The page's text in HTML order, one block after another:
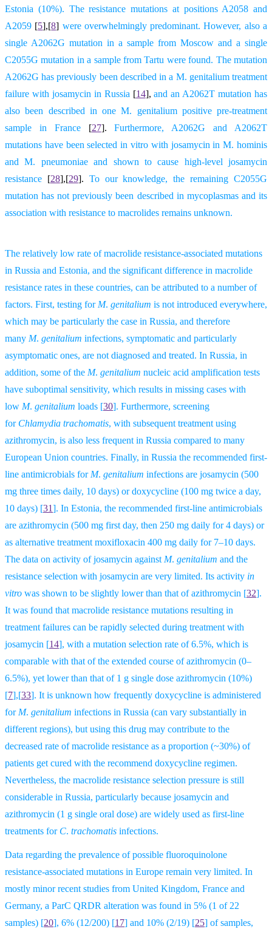
Estonia (10%). The resistance mutations at positions A2058 and
A2059 [5],[8] were overwhelmingly predominant. However, also a
single A2062G mutation in a sample from Moscow and a single
C2055G mutation in a sample from Tartu were found. The mutation
A2062G has previously been described in a M. genitalium treatment
failure with josamycin in Russia [14],and an A2062T mutation has
also been described in one M. genitaliumpositive pre-treatment
sample in France[27].Furthermore, A2062G and A2062T
mutations have been selected in vitro with josamycin in M. hominis
and M. pneumoniae and shown to cause high-level josamycin
resistance [28],[29]. To our knowledge, the remaining C2055G
mutation has not previously been described in mycoplasmas and its
association with resistance to macrolides remains unknown.
The relatively low rate of macrolide resistance-associated mutations
in Russia and Estonia, and the significant difference in macrolide
resistance rates in these countries, can be attributed to a number of
factors. First, testing for M. genitalium is not introduced everywhere,
which may be particularly the case in Russia, and therefore
many M. genitalium infections, symptomatic and particularly
asymptomatic ones, are not diagnosed and treated. In Russia, in
addition, some of the M. genitalium nucleic acid amplification tests
have suboptimal sensitivity, which results in missing cases with
low M. genitalium loads [30]. Furthermore, screening
for Chlamydia trachomatis, with subsequent treatment using
azithromycin, is also less frequent in Russia compared to many
European Union countries. Finally, in Russia the recommended first-
line antimicrobials for M. genitalium infections are josamycin (500
mg three times daily, 10 days) or doxycycline (100 mg twice a day,
10 days) [31]. In Estonia, the recommended first-line antimicrobials
are azithromycin (500 mg first day, then 250 mg daily for 4 days) or
as alternative treatment moxifloxacin 400 mg daily for 7–10 days.
The data on activity of josamycin against M. genitalium and the
resistance selection with josamycin are very limited. Its activity in
vitro was shown to be slightly lower than that of azithromycin [32].
It was found that macrolide resistance mutations resulting in
treatment failures can be rapidly selected during treatment with
josamycin [14], with a mutation selection rate of 6.5%, which is
comparable with that of the extended course of azithromycin (0–
6.5%), yet lower than that of 1 g single dose azithromycin (10%)
[7],[33]. It is unknown how frequently doxycycline is administered
for M. genitalium infections in Russia (can vary substantially in
different regions), but using this drug may contribute to the
decreased rate of macrolide resistance as a proportion (~30%) of
patients get cured with the recommend doxycycline regimen.
Nevertheless, the macrolide resistance selection pressure is still
considerable in Russia, particularly because josamycin and
azithromycin (1 g single oral dose) are widely used as first-line
treatments for C. trachomatis infections.
Data regarding the prevalence of possible fluoroquinolone
resistance-associated mutations in Europe remain very limited. In
mostly minor recent studies from United Kingdom, France and
Germany, a ParC QRDR alteration was found in 5% (1 of 22
samples) [20], 6% (12/200) [17] and 10% (2/19) [25] of samples,